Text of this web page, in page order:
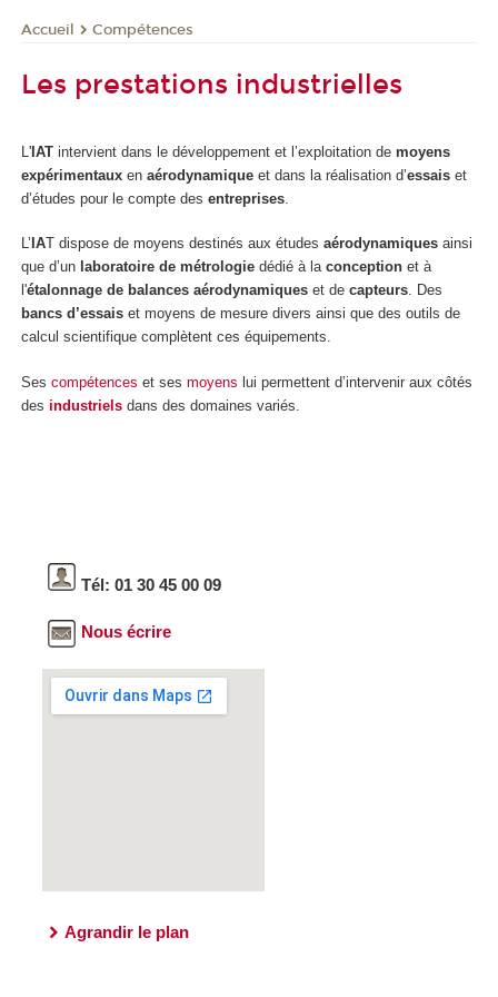
Accueil Compétences
Les prestations industrielles
L'IAT intervient dans le développement et l’exploitation de moyens
expérimentaux en aérodynamique et dans la réalisation d’essais et
d’études pour le compte des entreprises
L’ IAT dispose de moyens destinés aux études aérodynamiques ainsi
que d’un laboratoire de métrologie dédié à la conception et à
l'étalonnage de balances aérodynamiques et de capteurs. Des
bancs d’essais et moyens de mesure divers ainsi que des outils de
calcul scientifique complètent ces équipements.
Ses compétences et ses moyens lui permettent d’intervenir aux côtés
des industriels dans des domaines variés.
Tél: 01 30 45 00 09
Nous écrire
Agrandir le plan